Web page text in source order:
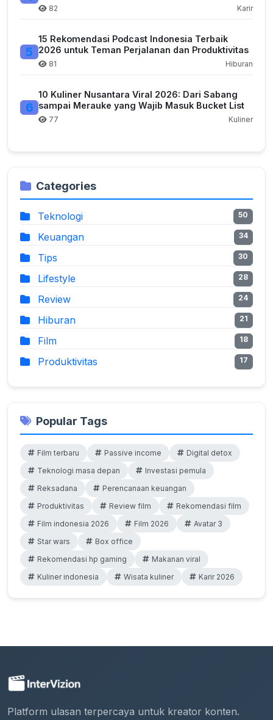
82 Karir
5
15 Rekomendasi Podcast Indonesia Terbaik
2026 untuk Teman Perjalanan dan Produktivitas
81 Hiburan
6
10 Kuliner Nusantara Viral 2026: Dari Sabang
sampai Merauke yang Wajib Masuk Bucket List
77 Kuliner
Categories
Teknologi 50
Keuangan 34
Tips 30
Lifestyle 28
Review 24
Hiburan 21
Film 18
Produktivitas 17
Popular Tags
Film terbaru Passive income
Digital detox
Teknologi masa depan
Investasi pemula
Reksadana
Perencanaan keuangan
Produktivitas
Review film
Rekomendasi film
Film indonesia 2026
Film 2026
Avatar 3
Star wars
Box office
Rekomendasi hp gaming
Makanan viral
Kuliner indonesia
Wisata kuliner Karir 2026
Platform ulasan terpercaya untuk kreator konten.